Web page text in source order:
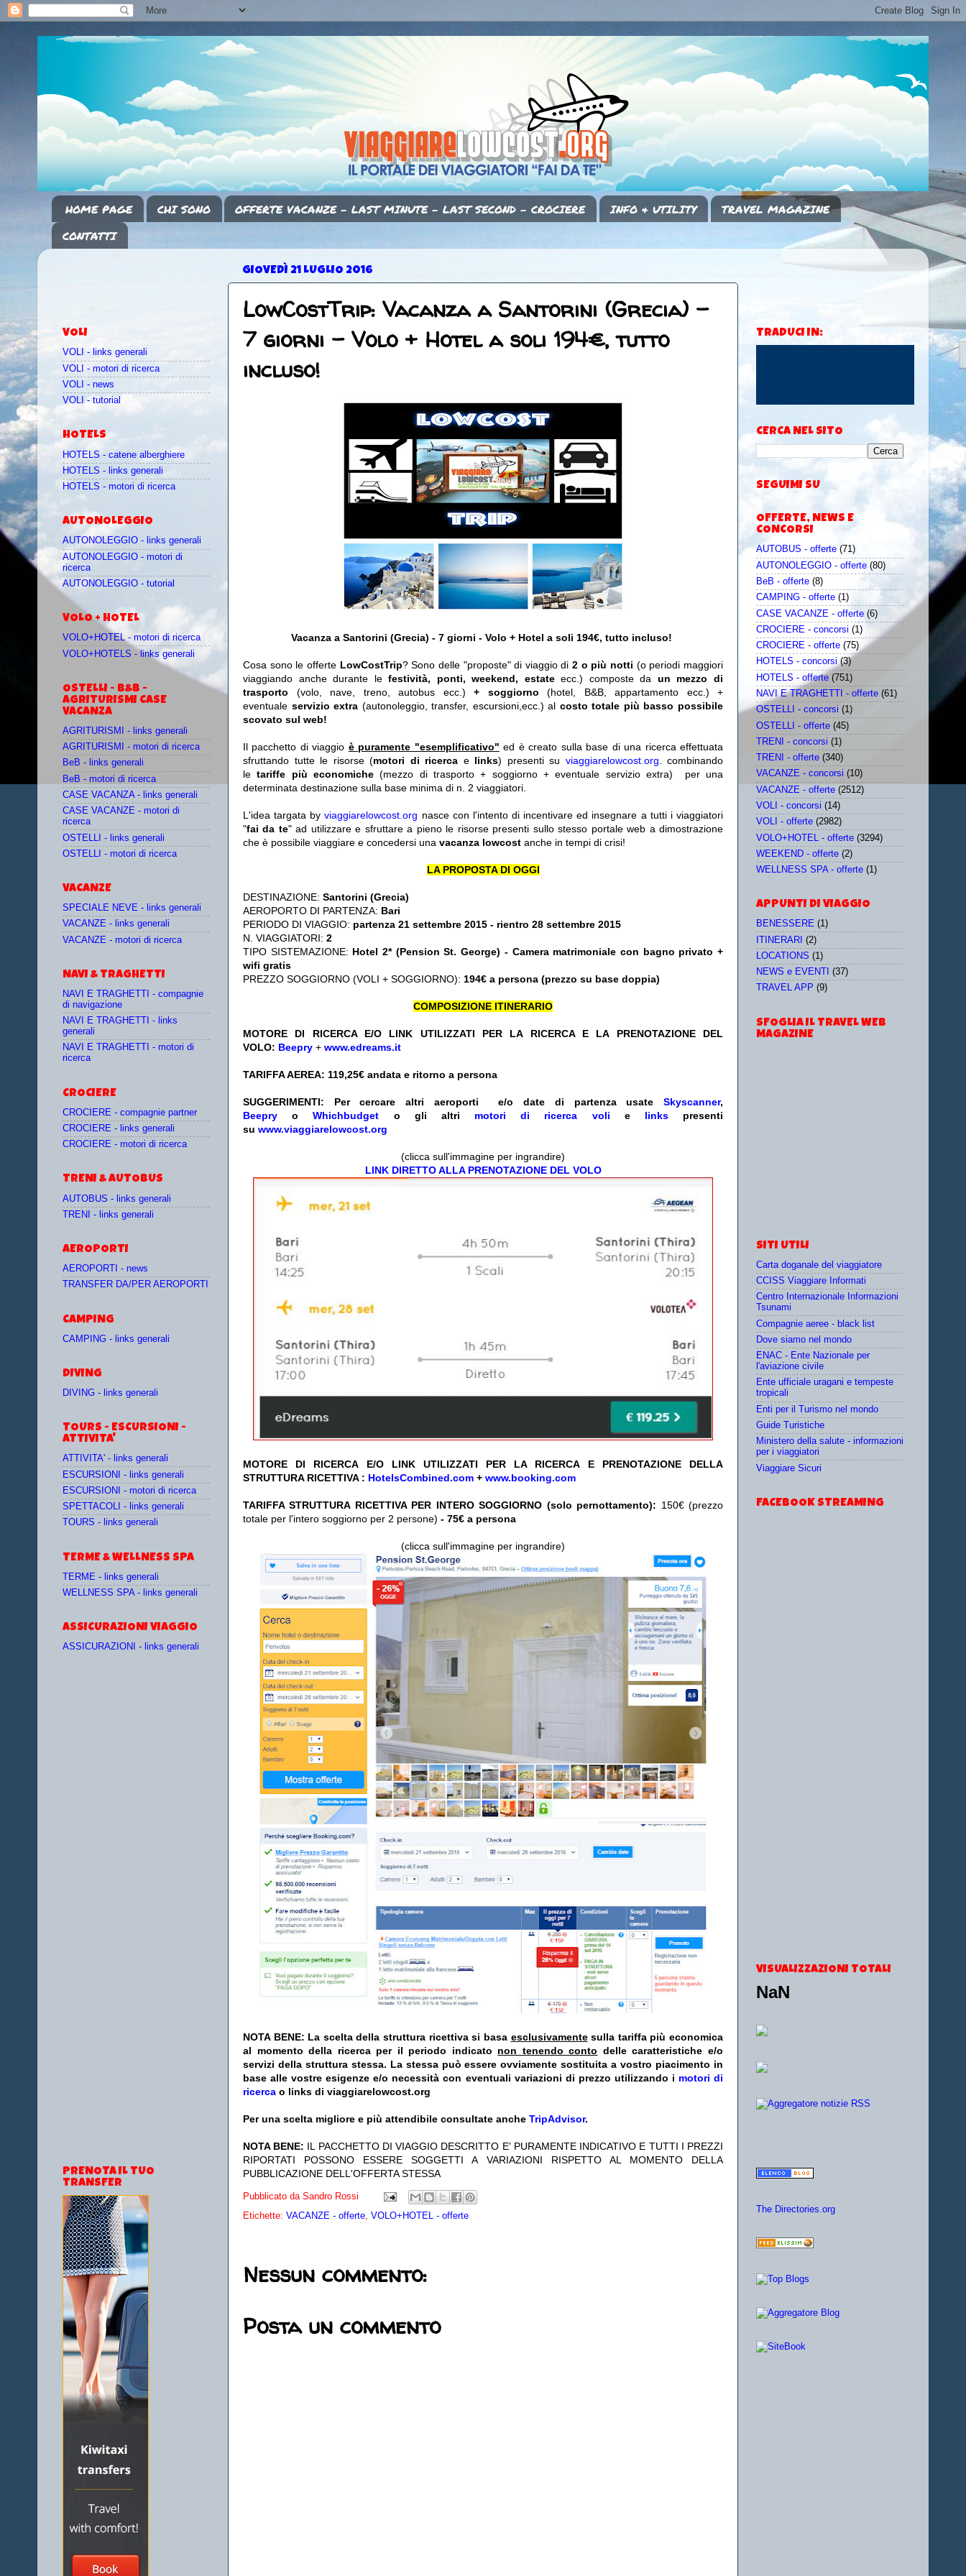
HOME PAGE CHI SONO OFFERTE VACANZE - LAST MINUTE - LAST SECOND - CROCIERE INFO & UTILITY
TRAVEL MAGAZINE
CONTATTI
GIOVEDÌ 21 LUGLIO 2016
LowCostTrip: Vacanza a Santorini (Grecia) -
7 giorni - Volo + Hotel a soli 194€, tutto
incluso!
Vacanza a Santorini (Grecia) - 7 giorni - Volo + Hotel a soli 194€, tutto incluso!
Cosa sono le offerte LowCostTrip? Sono delle "proposte" di viaggio di2 o più notti (o periodi maggiori
viaggiando anche durante lefestività, ponti, weekend, estateecc.) composte da un mezzo di
trasporto (volo, nave, treno, autobus ecc.) + soggiorno (hotel, B&B, appartamento ecc.) +
eventuale servizio extra (autonoleggio, transfer, escursioni,ecc.) al costo totale più basso possibile
scovato sul web!
Il pacchetto di viaggio è puramente "esemplificativo" ed è creato sulla base di una ricerca effettuata
sfruttando tutte le risorse (motori di ricerca e links) presenti su viaggiarelowcost.org . combinando
le tariffe più economiche(mezzo di trasporto + soggiorno + eventuale servizio extra)
per una
determinata destinazione sulla base minima di n. 2 viaggiatori.
L'idea targata byviaggiarelowcost.org nasce con l'intento di incentivare ed insegnare a tutti i viaggiatori
"fai da te" ad utilizzare e sfruttare a pieno le risorse presenti sullo stesso portale web a dimostrazione
che è possibile viaggiare e concedersi una vacanza lowcost anche in tempi di crisi!
LA PROPOSTA DI OGGI
DESTINAZIONE: Santorini (Grecia)
AEROPORTO DI PARTENZA: Bari
PERIODO DI VIAGGIO: partenza 21 settembre 2015 - rientro 28 settembre 2015
N. VIAGGIATORI: 2
TIPO SISTEMAZIONE: Hotel 2* (Pension St. George) - Camera matrimoniale con bagno privato +
wifi gratis
PREZZO SOGGIORNO (VOLI + SOGGIORNO): 194€ a persona (prezzo su base doppia)
COMPOSIZIONE ITINERARIO
MOTORE DI RICERCA E/O LINK UTILIZZATI PER LA RICERCA E LA PRENOTAZIONE DEL
VOLO: Beepry + www.edreams.it
TARIFFA AEREA: 119,25€ andata e ritorno a persona
SUGGERIMENTI: Per cercare altri aeroporti e/o date di partenzausateSkyscanner,
Beepry oWhichbudget o gli altri motori di ricerca voli e linkspresenti
su www.viaggiarelowcost.org
(clicca sull'immagine per ingrandire)
LINK DIRETTO ALLA PRENOTAZIONE DEL VOLO
MOTORE DI RICERCA E/O LINK UTILIZZATI PER LA RICERCA E PRENOTAZIONE DELLA
STRUTTURA RICETTIVA : HotelsCombined.com + www.booking.com
TARIFFA STRUTTURA RICETTIVA PER INTERO SOGGIORNO (solo pernottamento): 150€ (prezzo
totale per l'intero soggiorno per 2 persone) - 75€ a persona
(clicca sull'immagine per ingrandire)
NOTA BENE: La scelta della struttura ricettiva si basa esclusivamentesulla tariffa più economica
al momento della ricerca per il periodo indicato non tenendo conto delle caratteristiche e/o
servizi della struttura stessa. La stessa può essere ovviamente sostituita a vostro piacimento in
base alle vostre esigenze e/o necessità con eventuali variazioni di prezzo utilizzando i motori di
ricerca o links di viaggiarelowcost.org
Per una scelta migliore e più attendibile consultate anche TripAdvisor.
NOTA BENE: IL PACCHETTO DI VIAGGIO DESCRITTO E' PURAMENTE INDICATIVO E TUTTI I PREZZI
RIPORTATI POSSONO ESSERE SOGGETTI A VARIAZIONI RISPETTO AL MOMENTO DELLA
PUBBLICAZIONE DELL'OFFERTA STESSA
Pubblicato da Sandro Rossi
Etichette: VACANZE - offerte VOLO+HOTEL - offerte
Nessun commento:
Posta un commento
VOLI
VOLI - links generali
VOLI - motori di ricerca
VOLI - news
VOLI - tutorial
HOTELS
HOTELS - catene alberghiere
HOTELS - links generali
HOTELS - motori di ricerca
AUTONOLEGGIO
AUTONOLEGGIO - links generali
AUTONOLEGGIO - motori di
ricerca
AUTONOLEGGIO - tutorial
VOLO + HOTEL
VOLO+HOTEL - motori di ricerca
VOLO+HOTELS - links generali
OSTELLI - B&B -
AGRITURISMI CASE
VACANZA
AGRITURISMI - links generali
AGRITURISMI - motori di ricerca
BeB - links generali
BeB - motori di ricerca
CASE VACANZA - links generali
CASE VACANZE - motori di
ricerca
OSTELLI - links generali
OSTELLI - motori di ricerca
VACANZE
SPECIALE NEVE - links generali
VACANZE - links generali
VACANZE - motori di ricerca
NAVI & TRAGHETTI
NAVI E TRAGHETTI - compagnie
di navigazione
NAVI E TRAGHETTI - links
generali
NAVI E TRAGHETTI - motori di
ricerca
CROCIERE
CROCIERE - compagnie partner
CROCIERE - links generali
CROCIERE - motori di ricerca
TRENI & AUTOBUS
AUTOBUS - links generali
TRENI - links generali
AEROPORTI
AEROPORTI - news
TRANSFER DA/PER AEROPORTI
CAMPING
CAMPING - links generali
DIVING
DIVING - links generali
TOURS - ESCURSIONI -
ATTIVITA'
ATTIVITA' - links generali
ESCURSIONI - links generali
ESCURSIONI - motori di ricerca
SPETTACOLI - links generali
TOURS - links generali
TERME & WELLNESS SPA
TERME - links generali
WELLNESS SPA - links generali
ASSICURAZIONI VIAGGIO
ASSICURAZIONI - links generali
PRENOTA IL TUO
TRANSFER
TRADUCI IN:
CERCA NEL SITO
SEGUIMI SU
OFFERTE, NEWS E
CONCORSI
AUTOBUS - offerte (71)
AUTONOLEGGIO - offerte (80)
BeB - offerte (8)
CAMPING - offerte (1)
CASE VACANZE - offerte (6)
CROCIERE - concorsi (1)
CROCIERE - offerte (75)
HOTELS - concorsi (3)
HOTELS - offerte (751)
NAVI E TRAGHETTI - offerte (61)
OSTELLI - concorsi (1)
OSTELLI - offerte (45)
TRENI - concorsi (1)
TRENI - offerte (340)
VACANZE - concorsi (10)
VACANZE - offerte (2512)
VOLI - concorsi (14)
VOLI - offerte (2982)
VOLO+HOTEL - offerte (3294)
WEEKEND - offerte (2)
WELLNESS SPA - offerte (1)
APPUNTI DI VIAGGIO
BENESSERE (1)
ITINERARI (2)
LOCATIONS (1)
NEWS e EVENTI
(37)
TRAVEL APP (9)
SFOGLIA IL TRAVEL WEB
MAGAZINE
SITI UTILI
Carta doganale del viaggiatore
CCISS Viaggiare Informati
Centro Internazionale Informazioni
Tsunami
Compagnie aeree - black list
Dove siamo nel mondo
ENAC - Ente Nazionale per
l'aviazione civile
Ente ufficiale uragani e tempeste
tropicali
Enti per il Turismo nel mondo
Guide Turistiche
Ministero della salute - informazioni
per i viaggiatori
Viaggiare Sicuri
FACEBOOK STREAMING
VISUALIZZAZIONI TOTALI
NaN